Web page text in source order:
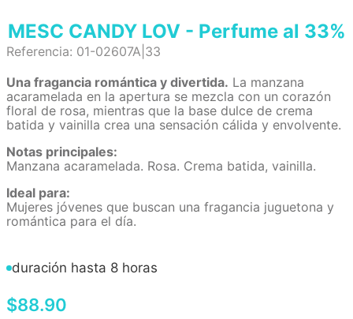
MESC CANDY LOV - Perfume al 33%
Referencia: 01-02607A|33
Una fragancia romántica y divertida. La manzana
acaramelada en la apertura se mezcla con un corazón
floral de rosa, mientras que la base dulce de crema
batida y vainilla crea una sensación cálida y envolvente.
Notas principales:
Manzana acaramelada. Rosa. Crema batida, vainilla.
Ideal para:
Mujeres jóvenes que buscan una fragancia juguetona y
romántica para el día.
duración hasta 8 horas
$88.90